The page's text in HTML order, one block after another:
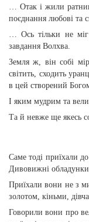
… Отак і жили
поєднання любові та
… Ось тільки не міг
завдання Волхва.
Земля ж, він собі
світить, сходить
в цей створений
І яким мудрим та
Та й невже ще якесь
Саме тоді приїхали
Дивовижні
Приїхали вони не з
золотом, кіньми,
Говорили вони про